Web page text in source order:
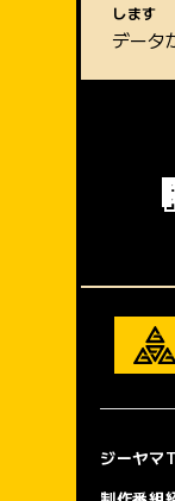
します
データ
ジーヤマ